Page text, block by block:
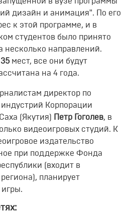
дизайн и анимация". По его
к этой программе, и в
студентов было принято
несколько направлений.
35 мест, все они будут
на 4 года.
директор по
Корпорации
(Якутия)
Петр Гоголев, в
видеоигровых студий. К
издательство
при поддержке Фонда
(входит в
планирует